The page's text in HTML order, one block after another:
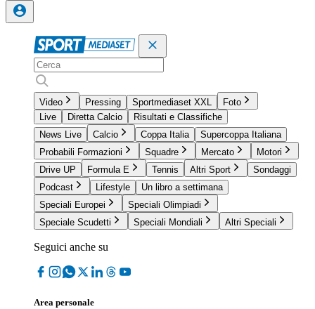
Video Pressing Sportmediaset XXL
Foto
Live
Diretta Calcio
Risultati e Classifiche
News Live
Calcio Coppa Italia
Supercoppa Italiana
Probabili Formazioni
Squadre Mercato
Motori
Drive UP
Formula E Tennis Altri Sport
Sondaggi
Podcast
Lifestyle
Un libro a settimana
Speciali Europei
Speciali Olimpiadi
Speciale Scudetti
Speciali Mondiali Altri Speciali
Seguici anche su
Area personale